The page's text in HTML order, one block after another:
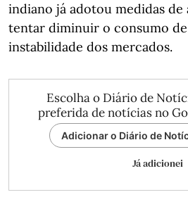
indiano já adotou medidas de
tentar diminuir o consumo
instabilidade dos mercados.
Escolha o Diário de
preferida de notícias no
Adicionar o Diário de
Já adicionei